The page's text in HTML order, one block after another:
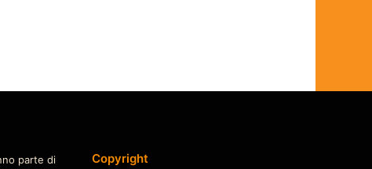
parte di Copyright